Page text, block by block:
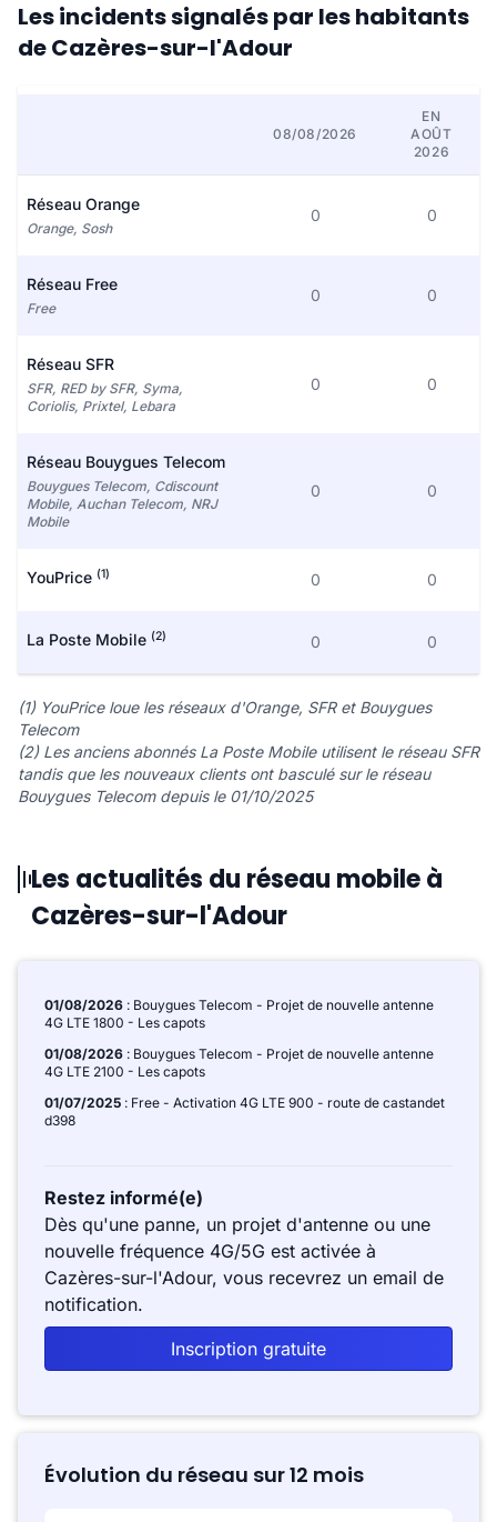
Les incidents signalés par les habitants
de Cazères-sur-l'Adour
08/08/2026
EN
AOÛT
2026
Réseau Orange
Orange, Sosh
0 0
Réseau Free
Free
0 0
Réseau SFR
SFR, RED by SFR, Syma,
Coriolis, Prixtel, Lebara
0 0
Réseau Bouygues Telecom
Bouygues Telecom, Cdiscount
Mobile, Auchan Telecom, NRJ
Mobile
0 0
YouPrice (1) 0 0
La Poste Mobile (2) 0 0
(1) YouPrice loue les réseaux d'Orange, SFR et Bouygues
Telecom
(2) Les anciens abonnés La Poste Mobile utilisent le réseau SFR
tandis que les nouveaux clients ont basculé sur le réseau
Bouygues Telecom depuis le 01/10/2025
Les actualités du réseau mobile à
Cazères-sur-l'Adour
01/08/2026 : Bouygues Telecom - Projet de nouvelle antenne
4G LTE 1800 - Les capots
01/08/2026 : Bouygues Telecom - Projet de nouvelle antenne
4G LTE 2100 - Les capots
01/07/2025 : Free - Activation 4G LTE 900 - route de castandet
d398
Restez informé(e)
Dès qu'une panne, un projet d'antenne ou une
nouvelle fréquence 4G/5G est activée à
Cazères-sur-l'Adour, vous recevrez un email de
notification.
Inscription gratuite
Évolution du réseau sur 12 mois